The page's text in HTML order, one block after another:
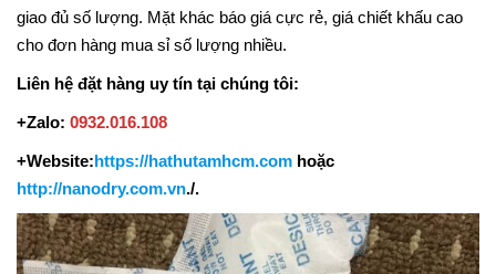
giao đủ số lượng. Mặt khác báo giá cực rẻ, giá chiết khấu cao
cho đơn hàng mua sỉ số lượng nhiều.
Liên hệ đặt hàng uy tín tại chúng tôi:
+Zalo: 0932.016.108
+Website:https://hathutamhcm.com hoặc
http://nanodry.com.vn./.